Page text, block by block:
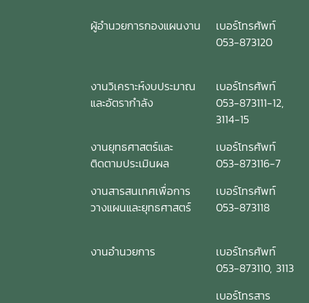
ผู้อำนวยการกองแผนงาน
เบอร์โทรศัพท์
053-873120
งานวิเคราะห์งบประมาณ
และอัตรากำลัง
เบอร์โทรศัพท์
053-873111-12,
3114-15
งานยุทธศาสตร์และ
ติดตามประเมินผล
เบอร์โทรศัพท์
053-873116-7
งานสารสนเทศเพื่อการ
วางแผนและยุทธศาสตร์
เบอร์โทรศัพท์
053-873118
งานอำนวยการ
เบอร์โทรศัพท์
053-873110, 3113
เบอร์โทรสาร